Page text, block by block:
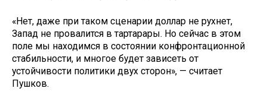
«Нет, даже при таком сценарии доллар не рухнет,
Запад не провалится в тартарары. Но сейчас в этом
поле мы находимся в состоянии конфронтационной
стабильности, и многое будет зависеть от
устойчивости политики двух сторон», — считает
Пушков.